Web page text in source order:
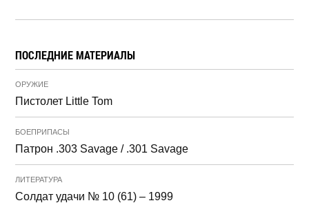
ПОСЛЕДНИЕ МАТЕРИАЛЫ
ОРУЖИЕ
Пистолет Little Tom
БОЕПРИПАСЫ
Патрон .303 Savage / .301 Savage
ЛИТЕРАТУРА
Солдат удачи № 10 (61) – 1999